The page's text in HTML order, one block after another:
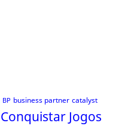
BP business partner catalyst
Conquistar Jogos